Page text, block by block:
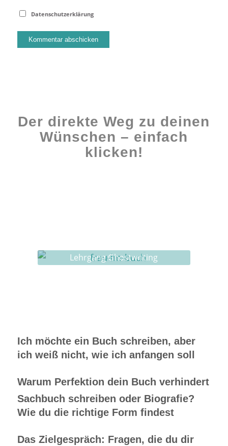
Datenschutzerklärung
Der direkte Weg zu deinen
Wünschen – einfach
klicken!
Lehrgang Ghostwriting
Ich möchte ein Buch schreiben, aber
ich weiß nicht, wie ich anfangen soll
Warum Perfektion dein Buch verhindert
Sachbuch schreiben oder Biografie?
Wie du die richtige Form findest
Das Zielgespräch: Fragen, die du dir